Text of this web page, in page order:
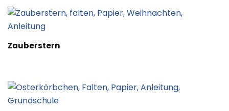
Zauberstern